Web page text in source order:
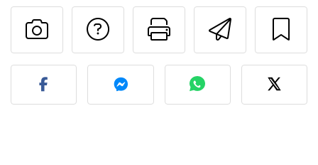
Imprimer
Poser une
Publier votre photo de